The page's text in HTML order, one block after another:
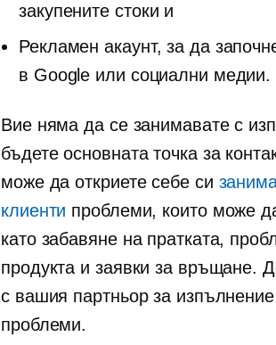
закупените стоки и
Рекламен акаунт, за да
в Google или социални медии.
Вие няма да се занимавате с
бъдете основната точка за
може да откриете себе си
клиенти проблеми, които може
като забавяне на пратката,
продукта и заявки за връщане.
с вашия партньор за
проблеми.